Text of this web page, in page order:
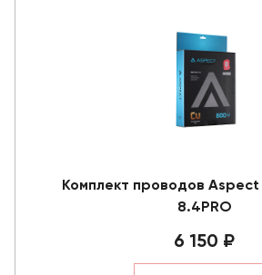
Комплект проводов Aspect
8.4PRO
6 150 ₽